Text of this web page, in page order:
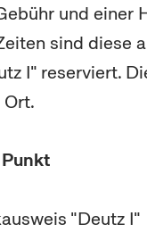
und einer
sind diese
I" reserviert.
"Deutz I"